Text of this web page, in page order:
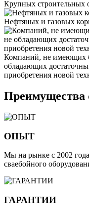
Крупных строительных
Нефтяных и газовых
Компаний, не имеющих
обладающих
приобретения новой
Преимущества
ОПЫТ
Мы на рынке с 2002
сваебойного
ГАРАНТИИ